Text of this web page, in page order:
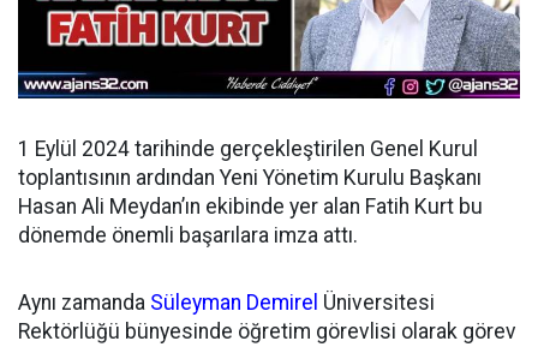
1 Eylül 2024 tarihinde gerçekleştirilen Genel Kurul
toplantısının ardından Yeni Yönetim Kurulu Başkanı
Hasan Ali Meydan’ın ekibinde yer alan Fatih Kurt bu
dönemde önemli başarılara imza attı.
Aynı zamanda Süleyman Demirel Üniversitesi
Rektörlüğü bünyesinde öğretim görevlisi olarak görev